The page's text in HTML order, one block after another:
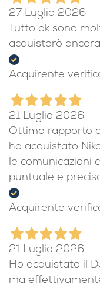
27 Luglio 2026
Tutto ok sono
acquisterò
Acquirente
21 Luglio 2026
Ottimo rapporto
ho acquistato
le comunicazioni
puntuale e
Acquirente
21 Luglio 2026
Ho acquistato il
ma